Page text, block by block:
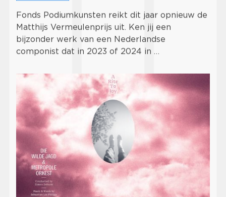
Fonds Podiumkunsten reikt dit jaar opnieuw de
Matthijs Vermeulenprijs uit. Ken jij een
bijzonder werk van een Nederlandse
componist dat in 2023 of 2024 in …